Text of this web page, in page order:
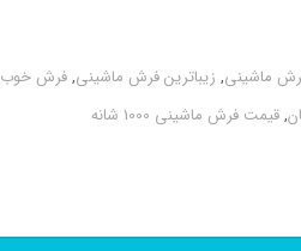
ماشینی, زیباترین فرش ماشینی,فرش خوب
,قیمت فرش ماشینی 1000 شانه